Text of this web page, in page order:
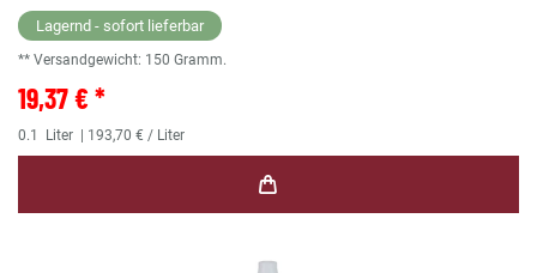
Lagernd - sofort lieferbar
** Versandgewicht: 150 Gramm.
19,37 € *
0.1 Liter | 193,70 € / Liter